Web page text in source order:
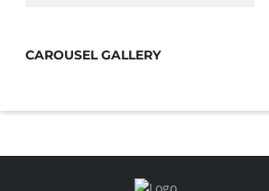
CAROUSEL GALLERY